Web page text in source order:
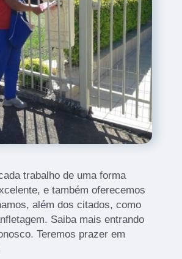
trabalho de uma forma
e também oferecemos
além dos citados, como
Saiba mais entrando
Teremos prazer em